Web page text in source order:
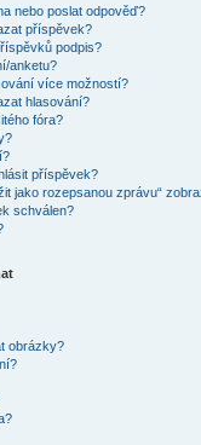
nebo poslat odpověď?
příspěvek?
podpis?
anketu?
více možností?
hlasování?
fóra?
příspěvek?
jako rozepsanou zprávu“
schválen?
obrázky?